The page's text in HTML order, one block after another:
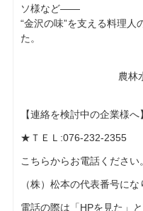
ソ様など――
“金沢の味”を支える料理人
た。
農林
【連絡を検討中の企業様へ
★ＴＥＬ:076-232-2355
こちらからお電話ください
（株）松本の代表番号にな
電話の際は「HPを見た」